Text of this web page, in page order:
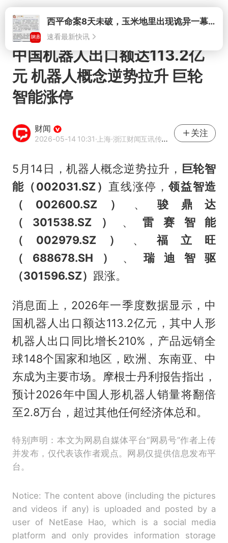
打开
中国机器人出口额达113.2亿
元 机器人概念逆势拉升 巨轮
智能涨停
财闻
2026-05-14 10:31·上海·浙江财闻互讯传媒有限公司官方账号
关注
5月14日，机器人概念逆势拉升， 巨轮智
能（002031.SZ） 直线涨停，领益智造
（002600.SZ） 、骏鼎达
（301538.SZ） 、雷赛智能
（002979.SZ） 、福立旺
（688678.SH） 、瑞迪智驱
（301596.SZ） 跟涨。
消息面上，2026年一季度数据显示，中
国机器人出口额达113.2亿元，其中人形
机器人出口同比增长210%，产品远销全
球148个国家和地区，欧洲、东南亚、中
东成为主要市场。摩根士丹利报告指出，
预计2026年中国人形机器人销量将翻倍
至2.8万台，超过其他任何经济体总和。
特别声明：本文为网易自媒体平台“网易号”作者上传
并发布，仅代表该作者观点。网易仅提供信息发布平
台。
Notice: The content above (including the pictures
and videos if any) is uploaded and posted by a
user of NetEase Hao, which is a social media
platform and only provides information storage